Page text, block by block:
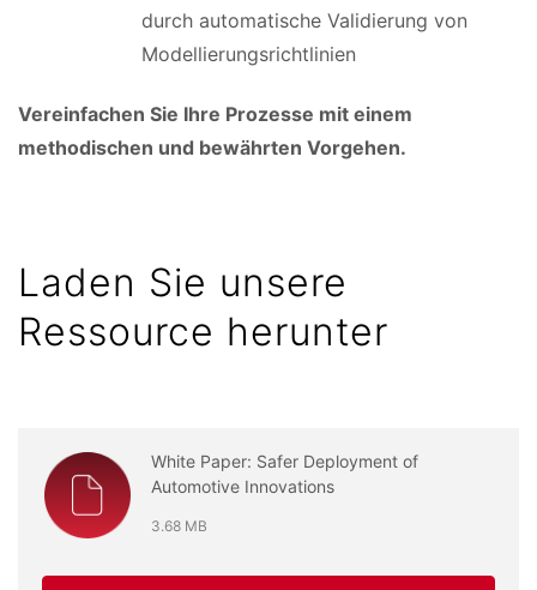
durch automatische Validierung von
Modellierungsrichtlinien
Vereinfachen Sie Ihre Prozesse mit einem
methodischen und bewährten Vorgehen.
Laden Sie unsere
Ressource herunter
White Paper: Safer Deployment of
Automotive Innovations
3.68 MB